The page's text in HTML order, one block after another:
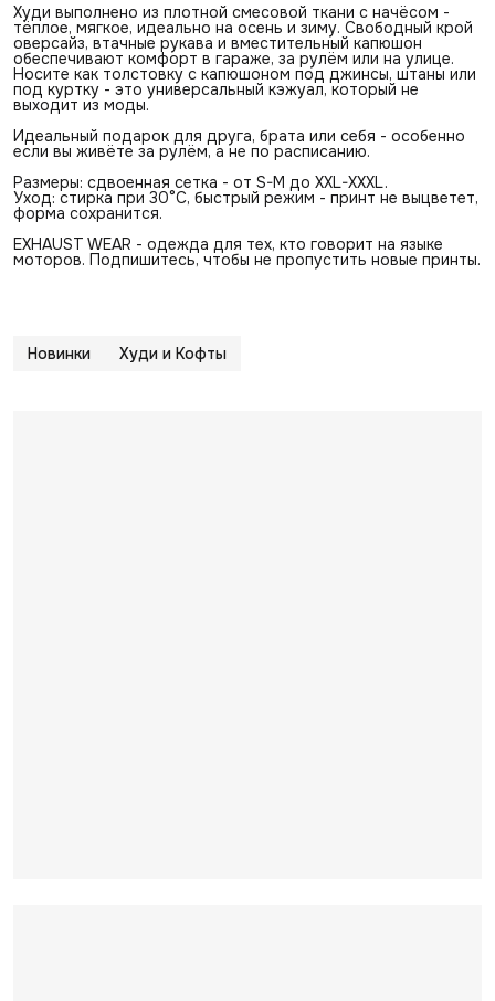
Худи выполнено из плотной смесовой ткани с начёсом -
тёплое, мягкое, идеально на осень и зиму. Свободный крой
оверсайз, втачные рукава и вместительный капюшон
обеспечивают комфорт в гараже, за рулём или на улице.
Носите как толстовку с капюшоном под джинсы, штаны или
под куртку - это универсальный кэжуал, который не
выходит из моды.
Идеальный подарок для друга, брата или себя - особенно
если вы живёте за рулём, а не по расписанию.
Размеры: сдвоенная сетка - от S-M до XXL-XXXL.
Уход: стирка при 30°C, быстрый режим - принт не выцветет,
форма сохранится.
EXHAUST WEAR - одежда для тех, кто говорит на языке
моторов. Подпишитесь, чтобы не пропустить новые принты.
Новинки Худи и Кофты